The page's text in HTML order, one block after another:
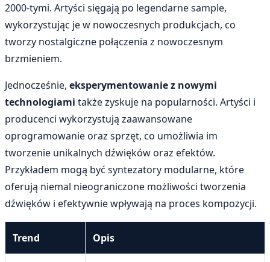
2000-tymi. Artyści sięgają po legendarne sample,
wykorzystując je w nowoczesnych produkcjach, co
tworzy nostalgiczne połączenia z nowoczesnym
brzmieniem.
Jednocześnie, eksperymentowanie z nowymi
technologiami także zyskuje na popularności. Artyści i
producenci wykorzystują zaawansowane
oprogramowanie oraz sprzęt, co umożliwia im
tworzenie unikalnych dźwięków oraz efektów.
Przykładem mogą być syntezatory modularne, które
oferują niemal nieograniczone możliwości tworzenia
dźwięków i efektywnie wpływają na proces kompozycji.
Trend Opis